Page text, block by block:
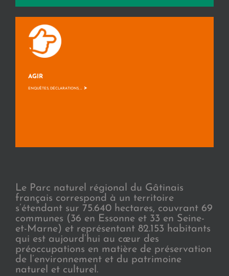
AGIR
ENQUÊTES, DÉCLARATIONS, ... >
Le Parc naturel régional du Gâtinais
français correspond à un territoire
s’étendant sur 75.640 hectares, couvrant 69
communes (36 en Essonne et 33 en Seine-
et-Marne) et représentant 82.153 habitants
qui est aujourd’hui au cœur des
préoccupations en matière de préservation
de l’environnement et du patrimoine
naturel et culturel.